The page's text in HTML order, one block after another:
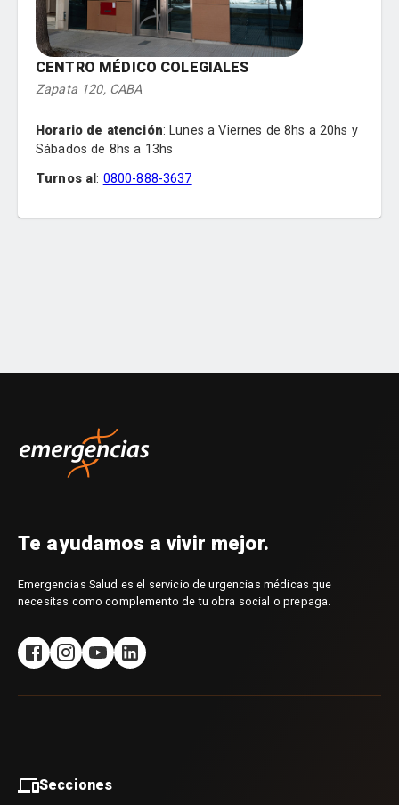
Nutrición
Oftalmología
Traumatología
Urología
CENTRO MÉDICO COLEGIALES
Zapata 120, CABA
Horario de atención: Lunes a Viernes de 8hs a 20hs y
Sábados de 8hs a 13hs
Turnos al: 0800-888-3637
Oftalmología
Medicina Familiar
Ecografía
Eco estrés
Te ayudamos a vivir mejor.
Emergencias Salud es el servicio de urgencias médicas que
necesitas como complemento de tu obra social o prepaga.
Secciones